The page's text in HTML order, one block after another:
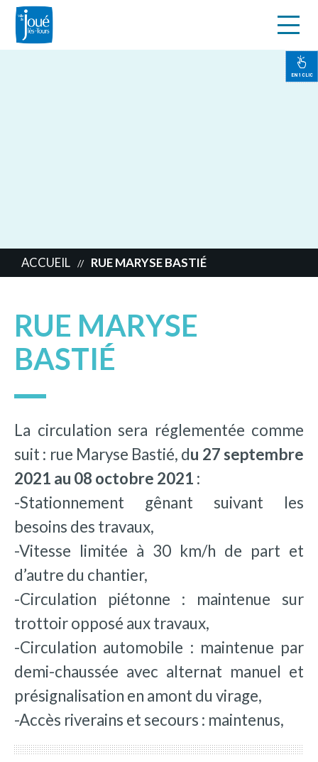
EN 1 CLIC
ACCUEIL // RUE MARYSE BASTIÉ
RUE MARYSE
BASTIÉ
La circulation sera réglementée comme
suit : rue Maryse Bastié, du 27 septembre
2021 au 08 octobre 2021 :
-Stationnement gênant suivant les
besoins des travaux,
-Vitesse limitée à 30 km/h de part et
d’autre du chantier,
-Circulation piétonne : maintenue sur
trottoir opposé aux travaux,
-Circulation automobile : maintenue par
demi-chaussée avec alternat manuel et
présignalisation en amont du virage,
-Accès riverains et secours : maintenus,